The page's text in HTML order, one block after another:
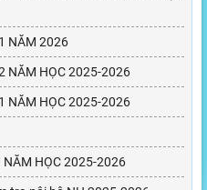
NĂM 2026
NĂM HỌC 2025-2026
NĂM HỌC 2025-2026
NĂM HỌC 2025-2026